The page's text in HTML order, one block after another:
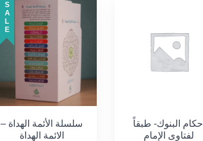
أحكام البنوك- طبقاً
لفتاوى الإمام
SALE
سلسلة الأئمة الهداة –
الائمة الهداة